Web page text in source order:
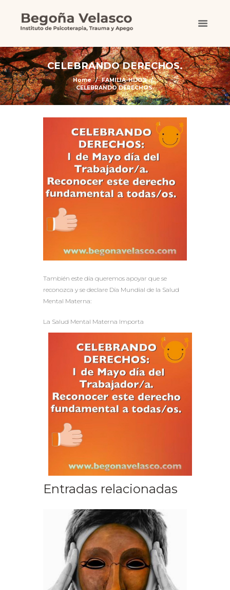
CELEBRANDO DERECHOS.
Home
FAMILIA-HIJOS
CELEBRANDO DERECHOS.
También este día queremos apoyar que se
reconozca y se declare Día Mundial de la Salud
Mental Materna:
La Salud Mental Materna Importa
Entradas relacionadas